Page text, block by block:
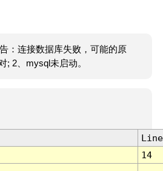
：连接数据库失败，可能的原
; 2、mysql未启动。
Line
14